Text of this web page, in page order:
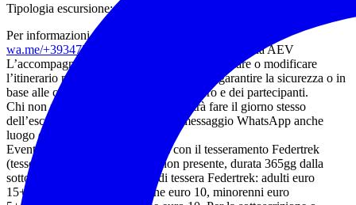
Tipologia escursione: ANELLO
Per informazioni e prenotazioni:
wa.me/+393473215279
Giuliano Della Posta guida AEV
L’accompagnatore si riserva il diritto di annullare o modificare
l’itinerario proposto a sua discrezione, per garantire la sicurezza o in
base alle condizioni del meteo del sentiero e dei partecipanti.
Chi non possiede la tessera (che si potrà fare il giorno stesso
dell’escursione) dovrà indicare nel messaggio WhatsApp anche
luogo e data di nascita.
Evento riservato ai soci in regola con il tesseramento Federtrek
(tessera Federtrek euro 15 ove non presente, durata 365gg dalla
sottoscrizione), se in possesso di tessera Federtrek: adulti euro
15+contributo di partecipazione euro 10, minorenni euro